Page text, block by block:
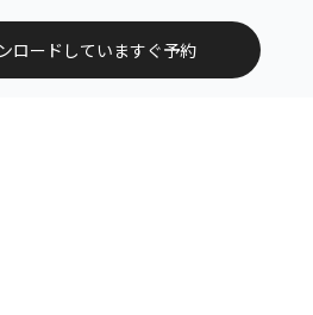
ロードしていますぐ予約